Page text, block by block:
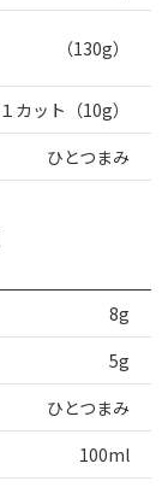
（130g）
１カット（10g）
ひとつまみ
8g
5g
ひとつまみ
100ml